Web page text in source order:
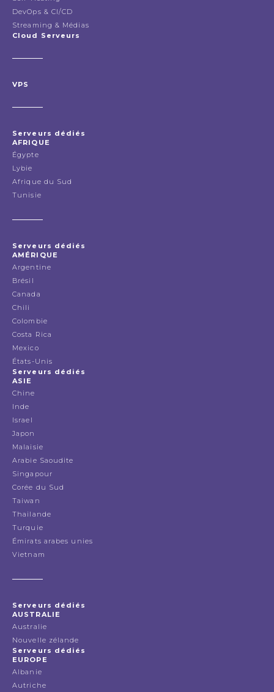
DevOps & CI/CD
Streaming & Médias
Cloud Serveurs
VPS
Serveurs dédiés
AFRIQUE
Égypte
Lybie
Afrique du Sud
Tunisie
Serveurs dédiés
AMÉRIQUE
Argentine
Brésil
Canada
Chili
Colombie
Costa Rica
Mexico
États-Unis
Serveurs dédiés
ASIE
Chine
Inde
Israel
Japon
Malaisie
Arabie Saoudite
Singapour
Corée du Sud
Taiwan
Thailande
Turquie
Émirats arabes unies
Vietnam
Serveurs dédiés
AUSTRALIE
Australie
Nouvelle zélande
Serveurs dédiés
EUROPE
Albanie
Autriche